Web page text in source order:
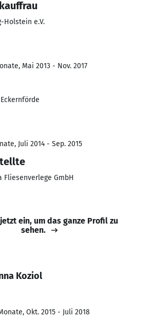
Holstein e.V.
Mai 2013 - Nov. 2017
Juli 2014 - Sep. 2015
Fliesenverlege GmbH
ein, um das ganze Profil zu
sehen.
Koziol
Okt. 2015 - Juli 2018